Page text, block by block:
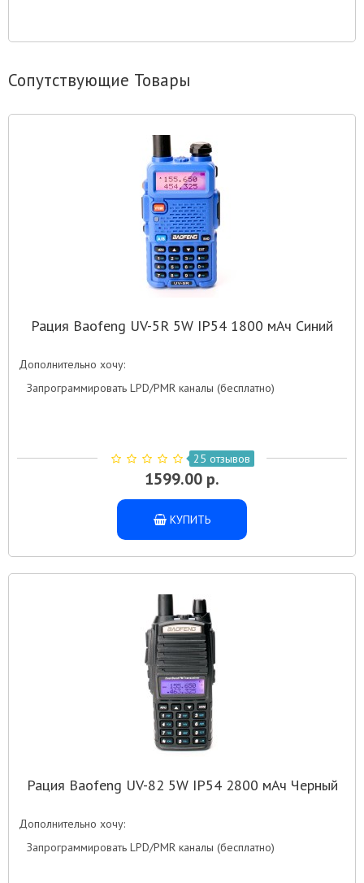
Сопутствующие Товары
Рация Baofeng UV-5R 5W IP54 1800 мАч Синий
Дополнительно хочу:
Запрограммировать LPD/PMR каналы (бесплатно)
25 отзывов
1599.00 р.
КУПИТЬ
Рация Baofeng UV-82 5W IP54 2800 мАч Черный
Дополнительно хочу:
Запрограммировать LPD/PMR каналы (бесплатно)